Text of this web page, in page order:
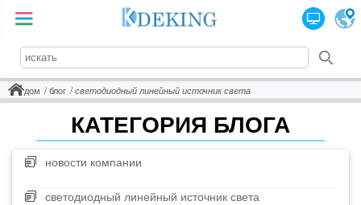
дом блог светодиодный линейный источник света
КАТЕГОРИЯ БЛОГА
новости компании
светодиодный линейный источник света